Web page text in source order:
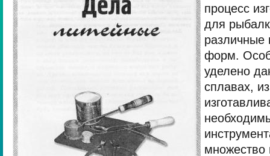
процесс
для
различные
форм.
уделено
сплавах,
множество